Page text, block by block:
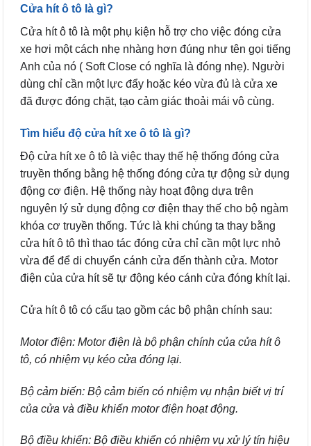
Cửa hít ô tô là gì?
Cửa hít ô tô là một phụ kiện hỗ trợ cho việc đóng cửa
xe hơi một cách nhẹ nhàng hơn đúng như tên gọi tiếng
Anh của nó ( Soft Close có nghĩa là đóng nhẹ). Người
dùng chỉ cần một lực đẩy hoặc kéo vừa đủ là cửa xe
đã được đóng chặt, tạo cảm giác thoải mái vô cùng.
Tìm hiểu độ cửa hít xe ô tô là gì?
Độ cửa hít xe ô tô là việc thay thế hệ thống đóng cửa
truyền thống bằng hệ thống đóng cửa tự động sử dụng
động cơ điện. Hệ thống này hoạt động dựa trên
nguyên lý sử dụng động cơ điện thay thế cho bộ ngàm
khóa cơ truyền thống. Tức là khi chúng ta thay bằng
cửa hít ô tô thì thao tác đóng cửa chỉ cần một lực nhỏ
vừa để để di chuyển cánh cửa đến thành cửa. Motor
điện của cửa hít sẽ tự động kéo cánh cửa đóng khít lại.
Cửa hít ô tô có cấu tạo gồm các bộ phận chính sau:
Motor điện: Motor điện là bộ phận chính của cửa hít ô
tô, có nhiệm vụ kéo cửa đóng lại.
Bộ cảm biến: Bộ cảm biến có nhiệm vụ nhận biết vị trí
của cửa và điều khiển motor điện hoạt động.
Bộ điều khiển: Bộ điều khiển có nhiệm vụ xử lý tín hiệu